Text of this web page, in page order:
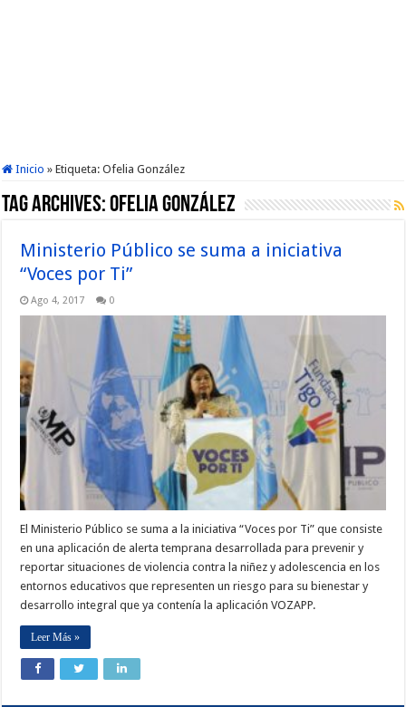
Inicio » Etiqueta:Ofelia González
Tag Archives:Ofelia González
Ministerio Público se suma a iniciativa
“Voces por Ti”
Ago 4, 2017 0
El Ministerio Público se suma a la iniciativa “Voces por Ti” que consiste
en una aplicación de alerta temprana desarrollada para prevenir y
reportar situaciones de violencia contra la niñez y adolescencia en los
entornos educativos que representen un riesgo para su bienestar y
desarrollo integral que ya contenía la aplicación VOZAPP.
Leer Más »